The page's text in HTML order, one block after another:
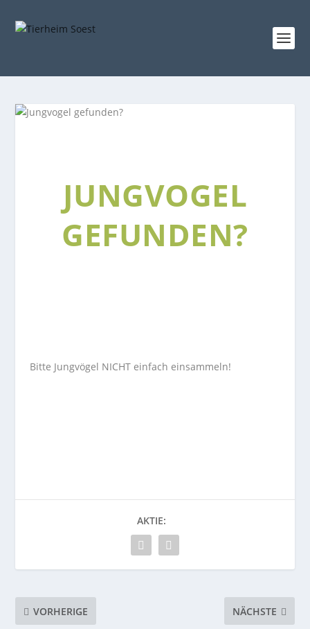
JUNGVOGEL
GEFUNDEN?
Bitte Jungvögel NICHT einfach einsammeln!
AKTIE:
VORHERIGE NÄCHSTE